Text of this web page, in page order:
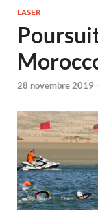
LASER
28 novembre 2019